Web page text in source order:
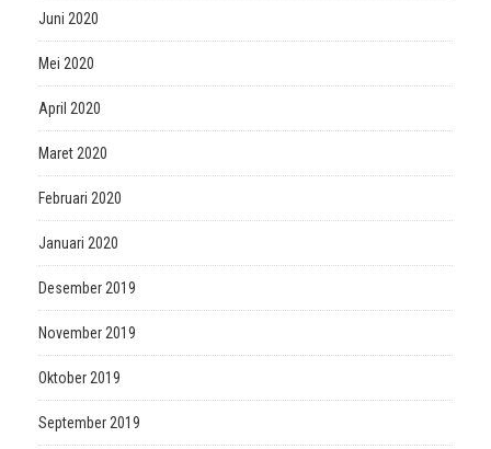
Juni 2020
Mei 2020
April 2020
Maret 2020
Februari 2020
Januari 2020
Desember 2019
November 2019
Oktober 2019
September 2019